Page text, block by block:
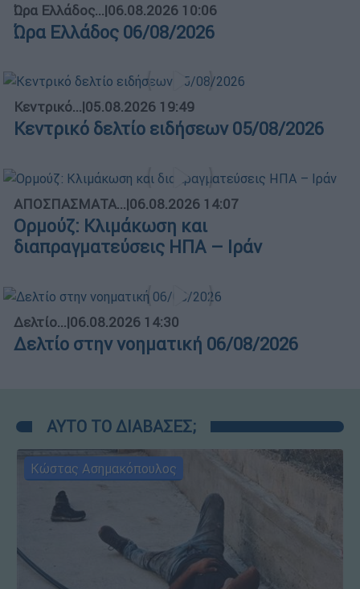
Ώρα Ελλάδος...|06.08.2026 10:06
Ώρα Ελλάδος 06/08/2026
Κεντρικό...|05.08.2026 19:49
Κεντρικό δελτίο ειδήσεων 05/08/2026
ΑΠΟΣΠΑΣΜΑΤΑ...|06.08.2026 14:07
Ορμούζ: Κλιμάκωση και
διαπραγματεύσεις ΗΠΑ – Ιράν
Δελτίο...|06.08.2026 14:30
Δελτίο στην νοηματική 06/08/2026
ΑΥΤΟ ΤΟ ΔΙΑΒΑΣΕΣ;
Κώστας Ασημακόπουλος